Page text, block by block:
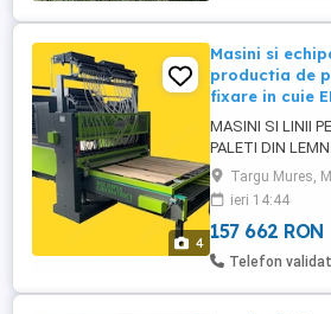
4
Masini si
productia de
fixare in cuie
MASINI SI LINII
PALETI DIN
CHIODATRICI""
CONTINUU DE
SISTEM
pentru producția
potrivit în special
...
Targu Mures,
ieri 14:44
157 662 RON
Telefon validat